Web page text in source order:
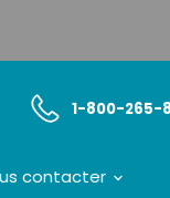
1-800-265-
contacter